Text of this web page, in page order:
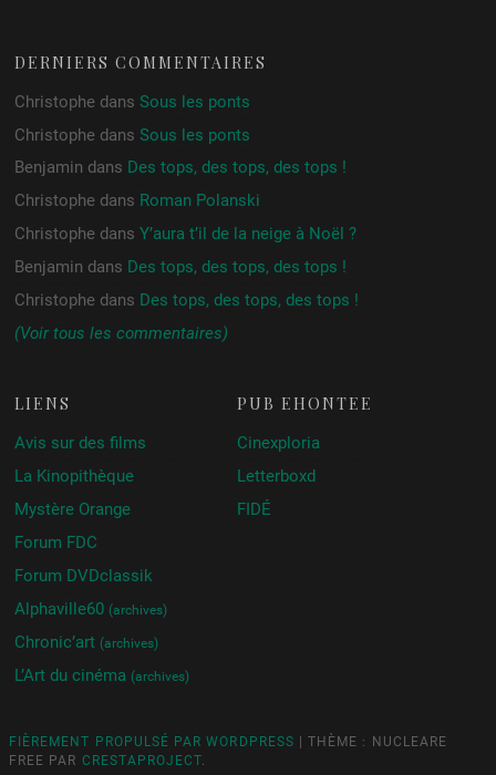
DERNIERS COMMENTAIRES
Christophe dans Sous les ponts
Christophe dans Sous les ponts
Benjamin dans Des tops, des tops, des tops !
Christophe dans Roman Polanski
Christophe dans Y’aura t’il de la neige à Noël ?
Benjamin dans Des tops, des tops, des tops !
Christophe dans Des tops, des tops, des tops !
(Voir tous les commentaires)
LIENS
Avis sur des films
La Kinopithèque
Mystère Orange
Forum FDC
Forum DVDclassik
Alphaville60 (archives)
Chronic’art (archives)
L’Art du cinéma (archives)
PUB ÉHONTÉE
Cinexploria
Letterboxd
FIDÉ
FIÈREMENT PROPULSÉ PAR WORDPRESS |THÈME : NUCLEARE
FREE PAR CRESTAPROJECT.